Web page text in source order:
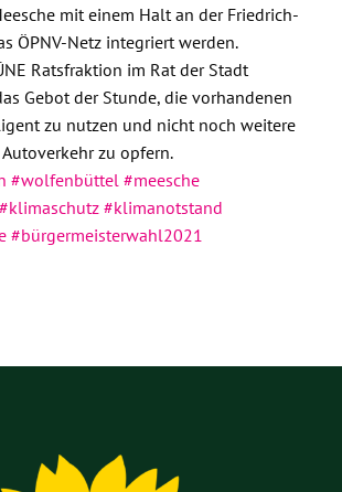
mit einem Halt an der Friedrich-
ÖPNV-Netz integriert werden.
Ratsfraktion im Rat der Stadt
Gebot der Stunde, die vorhandenen
zu nutzen und nicht noch weitere
zu opfern.
#wolfenbüttel #meesche
#klimaschutz #klimanotstand
#bürgermeisterwahl2021